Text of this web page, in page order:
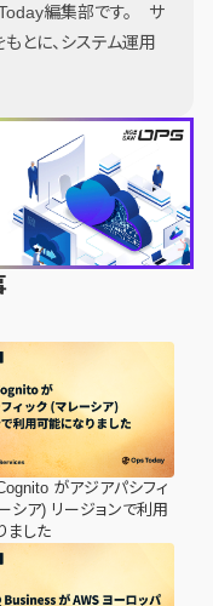
編集部です。 サ
とに、システム運用
がアジアパシフィ
シア) リージョンで利用
ました